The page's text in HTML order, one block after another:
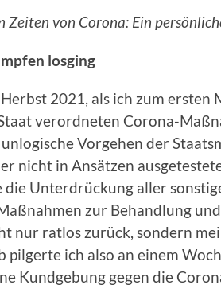
Zeiten von Corona: Ein
losging
2021, als ich zum ersten
verordneten Corona-
Vorgehen der
nicht in Ansätzen
die Unterdrückung aller
zur Behandlung
nur ratlos zurück, sondern
pilgerte ich also an einem
Kundgebung gegen die